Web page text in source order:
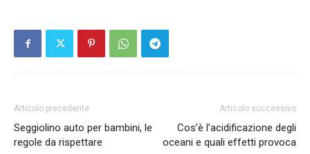
Articolo precedente
Seggiolino auto per bambini, le
regole da rispettare
Articolo successivo
Cos’è l’acidificazione degli
oceani e quali effetti provoca